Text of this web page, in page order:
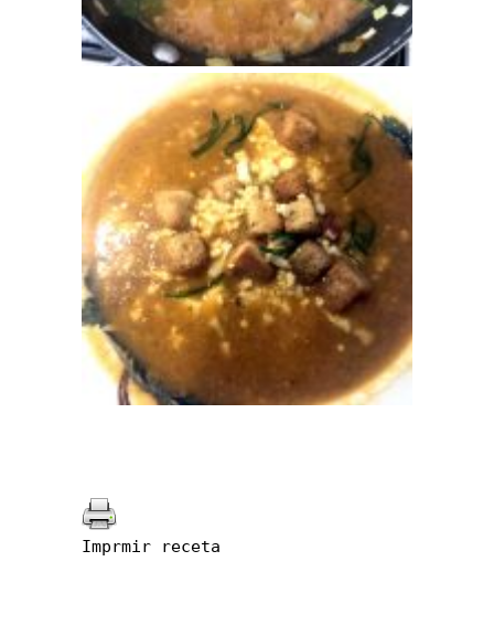
Imprmir receta